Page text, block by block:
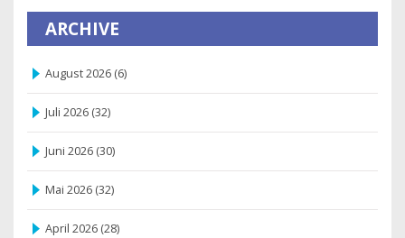
ARCHIVE
August 2026 (6)
Juli 2026 (32)
Juni 2026 (30)
Mai 2026 (32)
April 2026 (28)